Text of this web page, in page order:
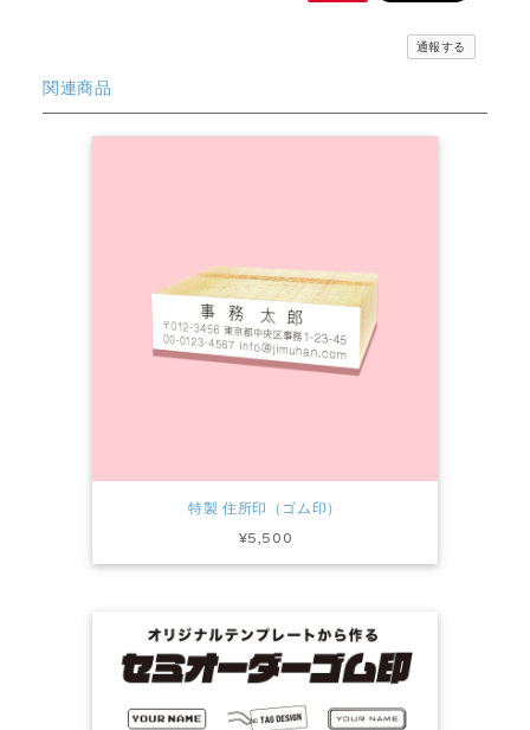
通報する
関連商品
特製 住所印（ゴム印）
¥5,500